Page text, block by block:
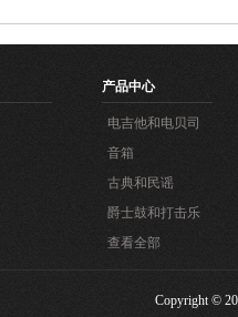
产品中心
电吉他和电贝司
音箱
古典和民谣
爵士鼓和打击乐
查看全部
Copyright ©